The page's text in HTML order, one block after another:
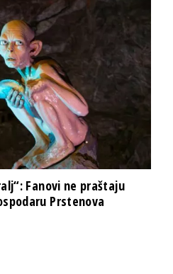
Fanovi ne praštaju
Prstenova